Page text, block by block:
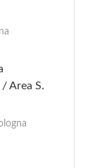
Area S.